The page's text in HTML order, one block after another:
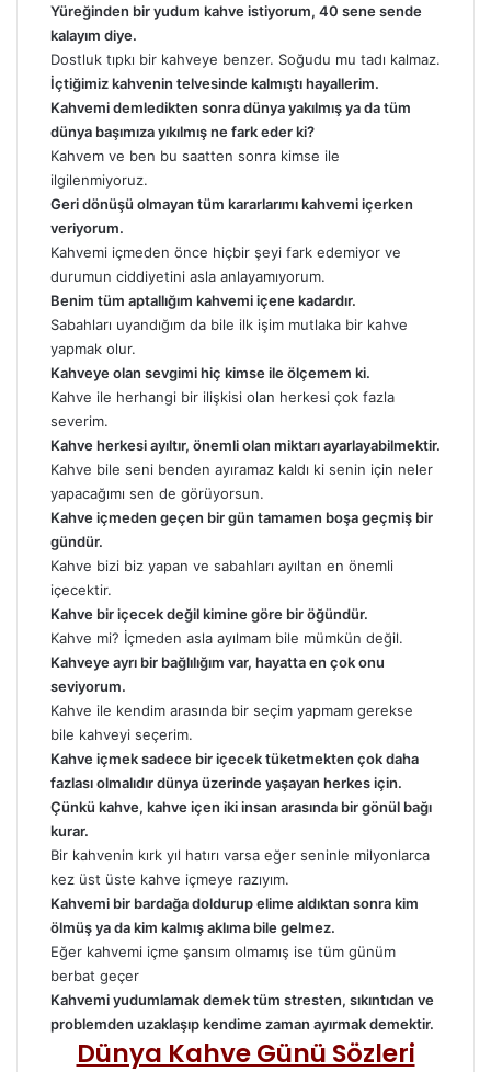
Yüreğinden bir yudum kahve istiyorum, 40 sene sende
kalayım diye.
Dostluk tıpkı bir kahveye benzer. Soğudu mu tadı kalmaz.
İçtiğimiz kahvenin telvesinde kalmıştı hayallerim.
Kahvemi demledikten sonra dünya yakılmış ya da tüm
dünya başımıza yıkılmış ne fark eder ki?
Kahvem ve ben bu saatten sonra kimse ile
ilgilenmiyoruz.
Geri dönüşü olmayan tüm kararlarımı kahvemi içerken
veriyorum.
Kahvemi içmeden önce hiçbir şeyi fark edemiyor ve
durumun ciddiyetini asla anlayamıyorum.
Benim tüm aptallığım kahvemi içene kadardır.
Sabahları uyandığım da bile ilk işim mutlaka bir kahve
yapmak olur.
Kahveye olan sevgimi hiç kimse ile ölçemem ki.
Kahve ile herhangi bir ilişkisi olan herkesi çok fazla
severim.
Kahve herkesi ayıltır, önemli olan miktarı ayarlayabilmektir.
Kahve bile seni benden ayıramaz kaldı ki senin için neler
yapacağımı sen de görüyorsun.
Kahve içmeden geçen bir gün tamamen boşa geçmiş bir
gündür.
Kahve bizi biz yapan ve sabahları ayıltan en önemli
içecektir.
Kahve bir içecek değil kimine göre bir öğündür.
Kahve mi? İçmeden asla ayılmam bile mümkün değil.
Kahveye ayrı bir bağlılığım var, hayatta en çok onu
seviyorum.
Kahve ile kendim arasında bir seçim yapmam gerekse
bile kahveyi seçerim.
Kahveiçmek sadece bir içecek tüketmekten çok daha
fazlası olmalıdır dünya üzerinde yaşayan herkes için.
Çünkü kahve, kahve içen iki insan arasında bir gönül bağı
kurar.
Bir kahvenin kırk yıl hatırı varsa eğer seninle milyonlarca
kez üst üste kahve içmeye razıyım.
Kahvemi bir bardağa doldurup elime aldıktan sonra kim
ölmüş ya da kim kalmış aklıma bile gelmez.
Eğer kahvemi içme şansım olmamış ise tüm günüm
berbat geçer
Kahvemi yudumlamak demek tüm stresten, sıkıntıdan ve
problemden uzaklaşıp kendime zaman ayırmak demektir.
Dünya Kahve Günü Sözleri